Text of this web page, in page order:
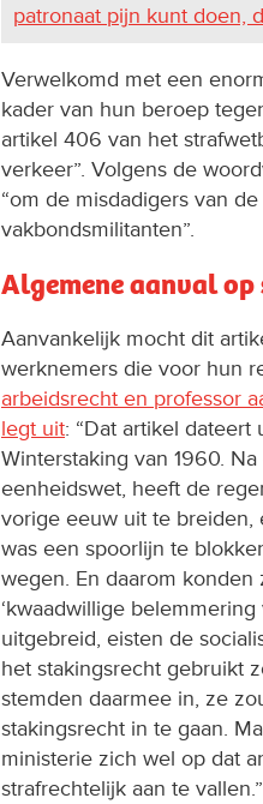
patronaat pijn kunt doen,
Verwelkomd met een
kader van hun beroep
artikel 406 van het
verkeer”. Volgens de
“om de misdadigers van
vakbondsmilitanten”.
Algemene aanval
Aanvankelijk mocht dit
werknemers die voor hun
arbeidsrecht en professor
legt uit: “Dat artikel
Winterstaking van 1960.
eenheidswet, heeft de
vorige eeuw uit te breiden,
was een spoorlijn te
wegen. En daarom
‘kwaadwillige
uitgebreid, eisten de
het stakingsrecht gebruikt
stemden daarmee in, ze
stakingsrecht in te gaan.
ministerie zich wel op dat
strafrechtelijk aan te vallen.”